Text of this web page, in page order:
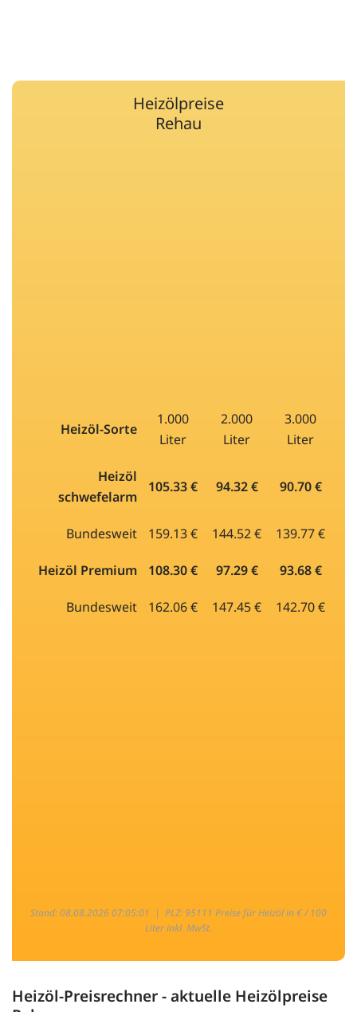
Heizölpreise
Rehau
Heizöl-Sorte
1.000
Liter
2.000
Liter
3.000
Liter
Heizöl
schwefelarm
105.33 € 94.32 € 90.70 €
Bundesweit 159.13 € 144.52 € 139.77 €
Heizöl Premium 108.30 € 97.29 € 93.68 €
Bundesweit 162.06 € 147.45 € 142.70 €
Stand: 08.08.2026 07:05:01 | PLZ: 95111 Preise für Heizöl in € / 100
Liter inkl. MwSt.
Heizöl-Preisrechner - aktuelle Heizölpreise